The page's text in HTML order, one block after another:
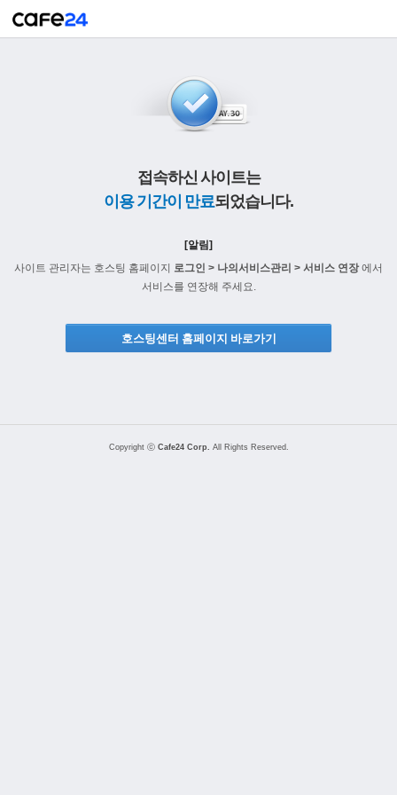
접속하신 사이트는
이용 기간이 만료되었습니다.
[알림]
사이트 관리자는 호스팅 홈페이지 로그인 > 나의서비스관리 > 서비스 연장에서
서비스를 연장해 주세요.
호스팅센터 홈페이지 바로가기
Copyright ⓒ Cafe24 Corp. All Rights Reserved.